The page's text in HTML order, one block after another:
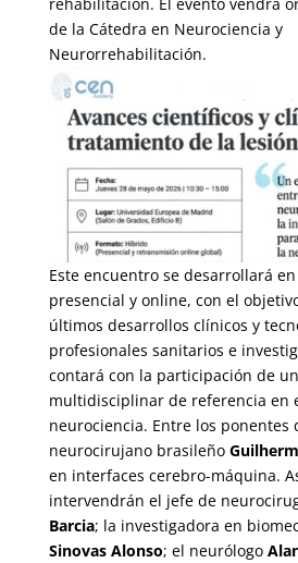
de la Cátedra en Neurociencia y
Neurorrehabilitación.
Este encuentro se desarrollará
presencial y online, con el
últimos desarrollos clínicos y
profesionales sanitarios e
contará con la participación de
multidisciplinar de referencia en
neurociencia. Entre los ponentes
neurocirujano brasileño
en interfaces cerebro-máquina.
intervendrán el jefe de
Barcia; la investigadora en
Sinovas Alonso; el neurólogo